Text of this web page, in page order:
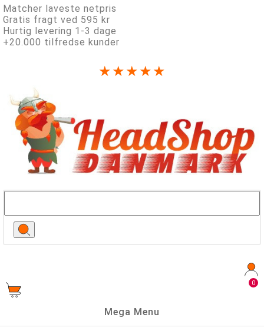
Matcher laveste netpris
Gratis fragt ved 595 kr
Hurtig levering 1-3 dage
+20.000 tilfredse kunder
★★★★★
0
Mega Menu